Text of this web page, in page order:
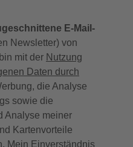
E-Mail-
Newsletter) von
mit der Nutzung
Daten durch
die Analyse
sowie die
Analyse meiner
Kartenvorteile
Mein Einverständnis